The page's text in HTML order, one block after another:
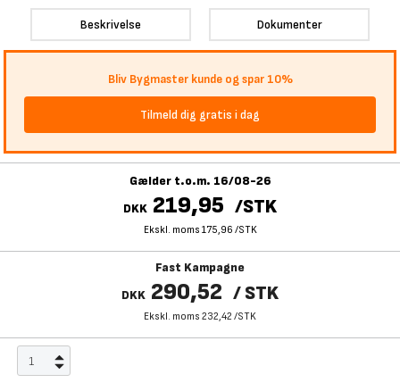
Beskrivelse Dokumenter
Bliv Bygmaster kunde og spar 10%
Tilmeld dig gratis i dag
Gælder t.o.m. 16/08-26
DKK 219,95 /STK
Ekskl. moms 175,96 /STK
Fast Kampagne
DKK 290,52 /STK
Ekskl. moms 232,42 /STK